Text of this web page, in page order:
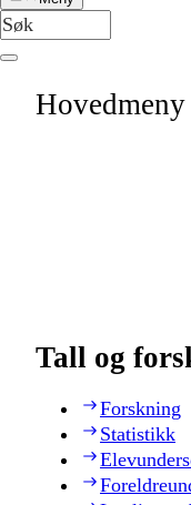
Hovedmeny
Tall og
Forskning
Statistikk